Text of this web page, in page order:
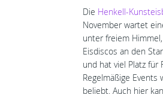
Die Henkell-
November wartet
unter freiem
Eisdiscos an den
und hat viel Platz für
Regelmäßige
beliebt. Auch hier